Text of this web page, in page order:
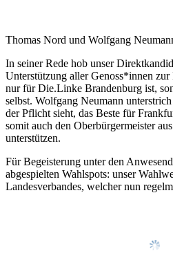
Thomas Nord und Wolfgang
In seiner Rede hob unser
Unterstützung aller Genoss*innen
nur für Die.Linke Brandenburg ist,
selbst. Wolfgang Neumann
der Pflicht sieht, das Beste für
somit auch den Oberbürgermeister
unterstützen.
Für Begeisterung unter den
abgespielten Wahlspots: unser
Landesverbandes, welcher nun